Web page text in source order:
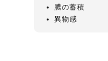
膿の蓄積
異物感